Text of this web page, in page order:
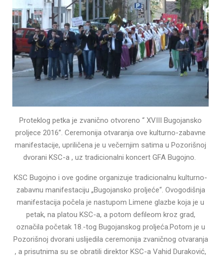
Proteklog petka je zvanično otvoreno “ XVIII Bugojansko
proljece 2016”. Ceremonija otvaranja ove kulturno-zabavne
manifestacije, upriličena je u večernjim satima u Pozorišnoj
dvorani KSC-a , uz tradicionalni koncert GFA Bugojno.
KSC Bugojno i ove godine organizuje tradicionalnu kulturno-
zabavnu manifestaciju „Bugojansko proljeće“. Ovogodišnja
manifestacija počela je nastupom Limene glazbe koja je u
petak, na platou KSC-a, a potom defileom kroz grad,
označila početak 18.-tog Bugojanskog proljeća.Potom je u
Pozorišnoj dvorani uslijedila ceremonija zvaničnog otvaranja
, a prisutnima su se obratili direktor KSC-a Vahid Duraković,